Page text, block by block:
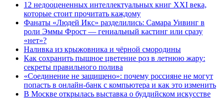
12 недооцененных интеллектуальных книг XXI века,
которые стоит прочитать каждому
Фанаты «Людей Икс» разделились: Самара Уивинг в
роли Эммы Фрост — гениальный кастинг или сразу
«нет»?
Наливка из крыжовника и чёрной смородины
Как сохранить пышное цветение роз в летнюю жару:
секреты правильного полива
«Соединение не защищено»: почему россияне не могут
попасть в онлайн-банк с компьютера и как это изменить
В Москве открылась выставка о буддийском искусстве